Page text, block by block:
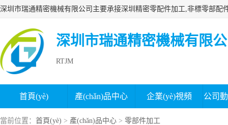
深圳市瑞通精密機械有限
RTJM
首頁(yè) 產(chǎn)品中心 企業(yè)視頻 公司
榮譽(yù)認證 企業(yè)文化 組織結構
當前位置： 首頁(yè) > 產(chǎn)品中心 > 零部件加工